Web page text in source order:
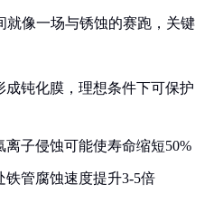
就像一场与锈蚀的赛跑，关键
成钝化膜，理想条件下可保护
离子侵蚀可能使寿命缩短50%
铁管腐蚀速度提升3-5倍